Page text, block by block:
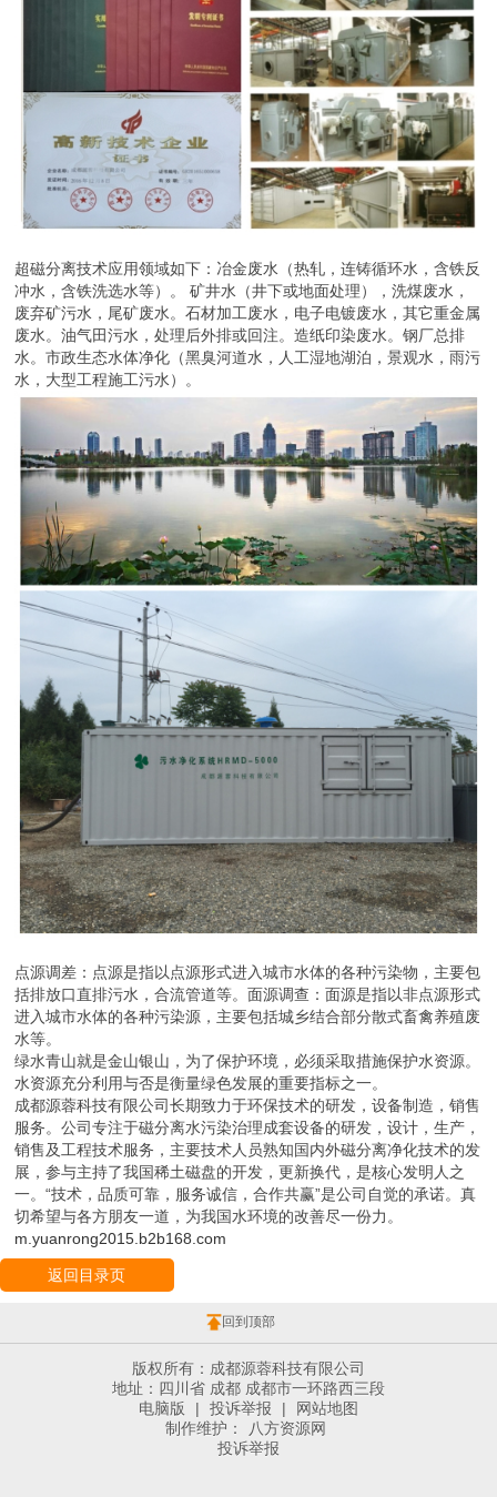
超磁分离技术应用领域如下：冶金废水（热轧，连铸循环水，含铁反
冲水，含铁洗选水等）。 矿井水（井下或地面处理），洗煤废水，
废弃矿污水，尾矿废水。石材加工废水，电子电镀废水，其它重金属
废水。油气田污水，处理后外排或回注。造纸印染废水。钢厂总排
水。市政生态水体净化（黑臭河道水，人工湿地湖泊，景观水，雨污
点源调差：点源是指以点源形式进入城市水体的各种污染物，主要包
括排放口直排污水，合流管道等。面源调查：面源是指以非点源形式
进入城市水体的各种污染源，主要包括城乡结合部分散式畜禽养殖废
水等。
绿水青山就是金山银山，为了保护环境，必须采取措施保护水资源。
水资源充分利用与否是衡量绿色发展的重要指标之一。
成都源蓉科技有限公司长期致力于环保技术的研发，设备制造，销售
服务。公司专注于磁分离水污染治理成套设备的研发，设计，生产，
销售及工程技术服务，主要技术人员熟知国内外磁分离净化技术的发
展，参与主持了我国稀土磁盘的开发，更新换代，是核心发明人之
一。“技术，品质可靠，服务诚信，合作共赢”是公司自觉的承诺。真
切希望与各方朋友一道，为我国水环境的改善尽一份力。
m.yuanrong2015.b2b168.com
回到顶部
版权所有：成都源蓉科技有限公司
地址：四川省 成都 成都市一环路西三段
投诉举报 |